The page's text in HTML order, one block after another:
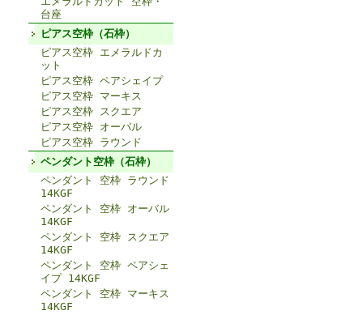
台座
ピアス空枠（石枠）
ピアス空枠 エメラルドカ
ット
ピアス空枠 ペアシェイプ
ピアス空枠 マーキス
ピアス空枠 スクエア
ピアス空枠 オーバル
ピアス空枠 ラウンド
ペンダント空枠（石枠）
ペンダント 空枠 ラウンド
14KGF
ペンダント 空枠 オーバル
14KGF
ペンダント 空枠 スクエア
14KGF
ペンダント 空枠 ペアシェ
イプ 14KGF
ペンダント 空枠 マーキス
14KGF